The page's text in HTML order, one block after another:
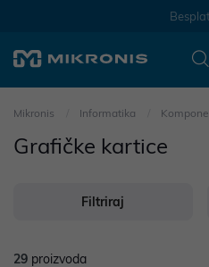
Mikronis Informatika
Grafičke kartice
Filtriraj
29 proizvoda